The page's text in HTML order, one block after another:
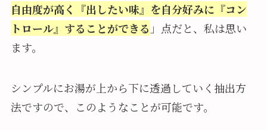
自由度が高く『出したい味』を自分好みに『コン
トロール』することができる 」点だと、私は思い
ます。
シンプルにお湯が上から下に透過していく抽出方
法ですので、このようなことが可能です。